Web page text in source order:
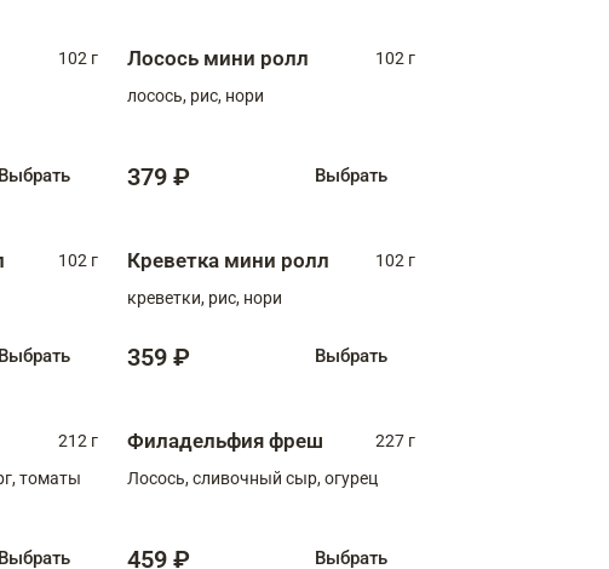
102 г
Выбрать
Лосось мини ролл
102 г
лосось, рис, нори
379 ₽ Выбрать
102 г
Выбрать
Креветка мини ролл
102 г
креветки, рис, нори
359 ₽ Выбрать
212 г
томаты
Выбрать
Филадельфия фреш
227 г
Лосось, сливочный сыр, огурец
459 ₽ Выбрать